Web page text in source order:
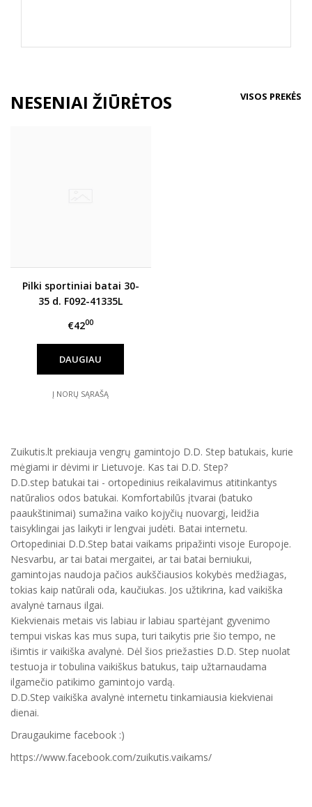
NESENIAI ŽIŪRĖTOS VISOS PREKĖS
Pilki sportiniai batai 30-
35 d. F092-41335L
€4200
DAUGIAU
Į NORŲ SĄRAŠĄ
Zuikutis.lt prekiauja vengrų gamintojo D.D. Step batukais, kurie
mėgiami ir dėvimi ir Lietuvoje. Kas tai D.D. Step?
D.D.step batukai tai - ortopedinius reikalavimus atitinkantys
natūralios odos batukai. Komfortabilūs įtvarai (batuko
paaukštinimai) sumažina vaiko kojyčių nuovargį, leidžia
taisyklingai jas laikyti ir lengvai judėti. Batai internetu.
Ortopediniai D.D.Step batai vaikams pripažinti visoje Europoje.
Nesvarbu, ar tai batai mergaitei, ar tai batai berniukui,
gamintojas naudoja pačios aukščiausios kokybės medžiagas,
tokias kaip natūrali oda, kaučiukas. Jos užtikrina, kad vaikiška
avalynė tarnaus ilgai.
Kiekvienais metais vis labiau ir labiau spartėjant gyvenimo
tempui viskas kas mus supa, turi taikytis prie šio tempo, ne
išimtis ir vaikiška avalynė. Dėl šios priežasties D.D. Step nuolat
testuoja ir tobulina vaikiškus batukus, taip užtarnaudama
ilgamečio patikimo gamintojo vardą.
D.D.Step vaikiška avalynė internetu tinkamiausia kiekvienai
dienai.
Draugaukime facebook :)
https://www.facebook.com/zuikutis.vaikams/